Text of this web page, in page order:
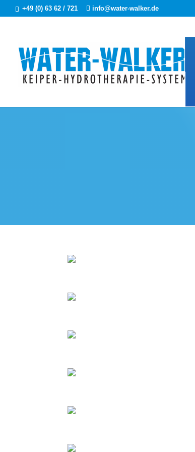
+49 (0) 63 62 / 721 info@water-walker.de